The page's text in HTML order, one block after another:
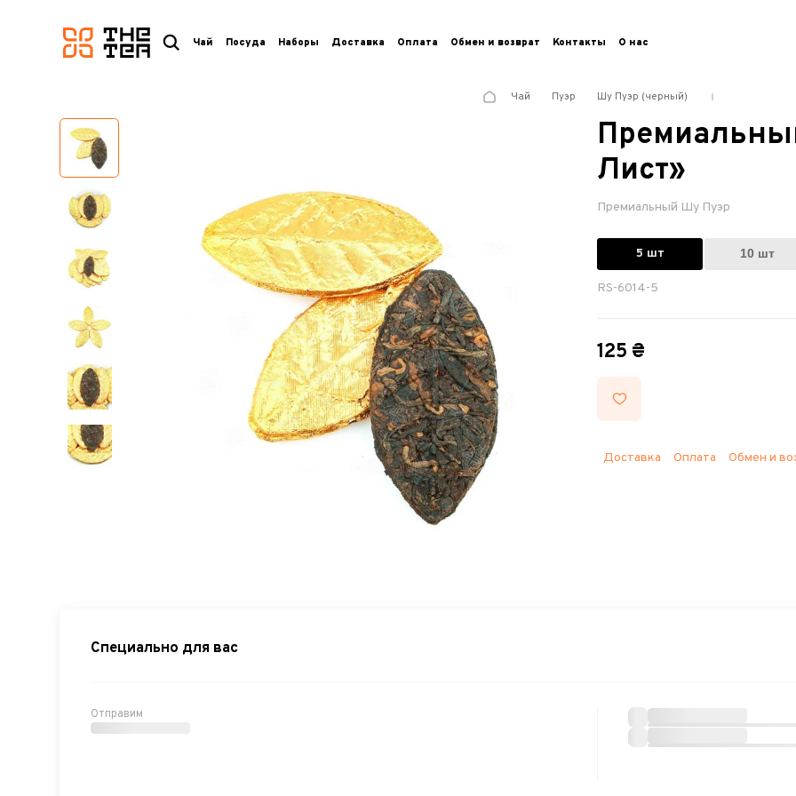
логотип
Чай Посуда Наборы Доставка Оплата Обмен и возврат Контакты О нас
Чай Пуэр Шу Пуэр (черный)
Лист»
Премиальный Шу Пуэр
5 шт 10 шт
RS-6014-5
125 ₴
Доставка Оплата Обмен и
Специально для вас
Отправим